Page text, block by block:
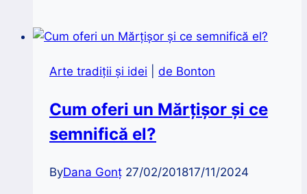
discul
vinil
Arte tradiții și idei de Bonton
Cum oferi un Mărțișor și ce
semnifică el?
ByDana Gonț 27/02/201817/11/2024